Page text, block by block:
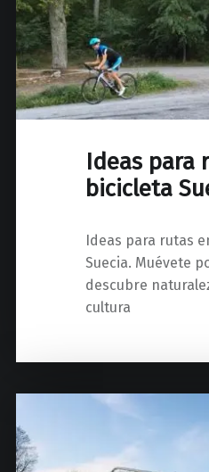
Ideas para
bicicleta
Ideas para rutas
Suecia. Muévete
descubre
cultura